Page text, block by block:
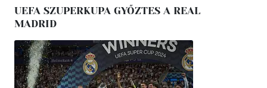
UEFA SZUPERKUPA GYŐZTES A REAL
MADRID